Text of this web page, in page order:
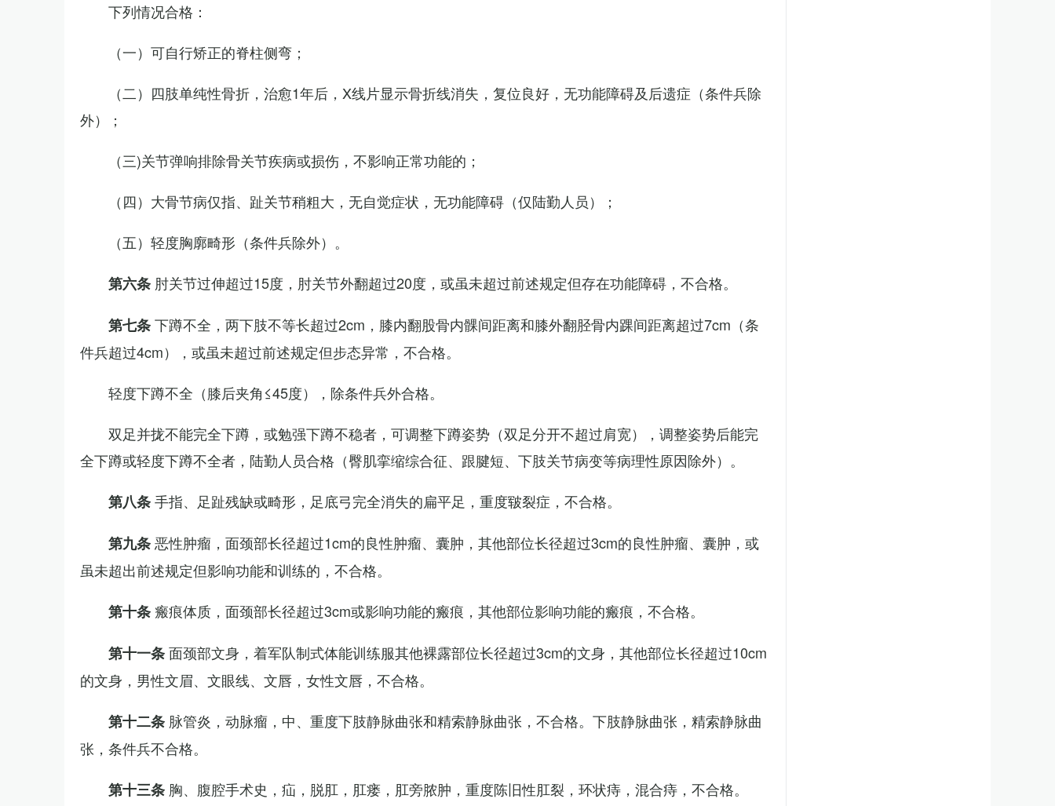
下列情况合格：
（一）可自行矫正的脊柱侧弯；
（二）四肢单纯性骨折，治愈1年后，X线片显示骨折线消失，复位良好，无功能障碍及后遗症（条件兵除
外）；
（三)关节弹响排除骨关节疾病或损伤，不影响正常功能的；
（四）大骨节病仅指、趾关节稍粗大，无自觉症状，无功能障碍（仅陆勤人员）；
（五）轻度胸廓畸形（条件兵除外）。
第六条 肘关节过伸超过15度，肘关节外翻超过20度，或虽未超过前述规定但存在功能障碍，不合格。
第七条下蹲不全，两下肢不等长超过2cm，膝内翻股骨内髁间距离和膝外翻胫骨内踝间距离超过7cm（条
件兵超过4cm），或虽未超过前述规定但步态异常，不合格。
轻度下蹲不全（膝后夹角≤45度），除条件兵外合格。
双足并拢不能完全下蹲，或勉强下蹲不稳者，可调整下蹲姿势（双足分开不超过肩宽），调整姿势后能完
全下蹲或轻度下蹲不全者，陆勤人员合格（臀肌挛缩综合征、跟腱短、下肢关节病变等病理性原因除外）。
第八条手指、足趾残缺或畸形，足底弓完全消失的扁平足，重度皲裂症，不合格。
第九条恶性肿瘤，面颈部长径超过1cm的良性肿瘤、囊肿，其他部位长径超过3cm的良性肿瘤、囊肿，或
虽未超出前述规定但影响功能和训练的，不合格。
第十条 瘢痕体质，面颈部长径超过3cm或影响功能的瘢痕，其他部位影响功能的瘢痕，不合格。
第十一条面颈部文身，着军队制式体能训练服其他裸露部位长径超过3cm的文身，其他部位长径超过10cm
的文身，男性文眉、文眼线、文唇，女性文唇，不合格。
第十二条 脉管炎，动脉瘤，中、重度下肢静脉曲张和精索静脉曲张，不合格。下肢静脉曲张，精索静脉曲
张，条件兵不合格。
第十三条 胸、腹腔手术史，疝，脱肛，肛瘘，肛旁脓肿，重度陈旧性肛裂，环状痔，混合痔，不合格。